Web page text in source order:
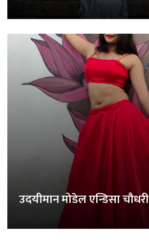
उदयीमान मोडेल एन्डिसा चौधरी